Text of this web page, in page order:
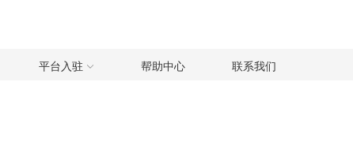
平台入驻 帮助中心 联系我们